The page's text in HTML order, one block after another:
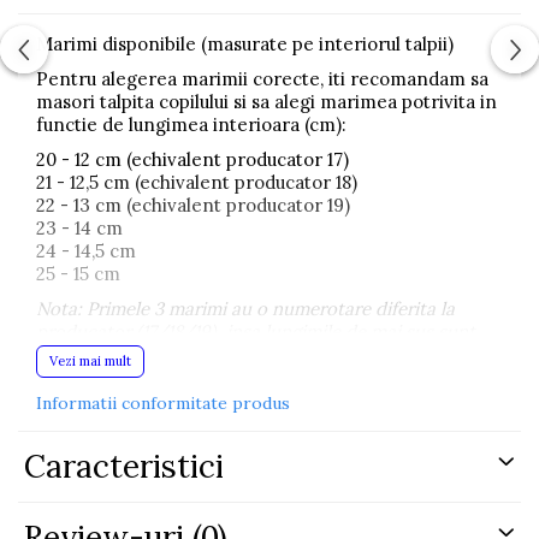
Marimi disponibile (masurate pe interiorul talpii)
Pentru alegerea marimii corecte, iti recomandam sa
masori talpita copilului si sa alegi marimea potrivita in
functie de lungimea interioara (cm):
20 - 12 cm (echivalent producator 17)
21 - 12,5 cm (echivalent producator 18)
22 - 13 cm (echivalent producator 19)
23 - 14 cm
24 - 14,5 cm
25 - 15 cm
Nota: Primele 3 marimi au o numerotare diferita la
cele reale, masurate pe interior.
adorabil si un ursulet brodat in fata, perfecte pentru
plimbarile din sezonul rece. Materialul tip piele
captuseala pufoasa ajuta la pastrarea caldurii in zilele
Vezi mai mult
Informatii conformitate produs
Caracteristici